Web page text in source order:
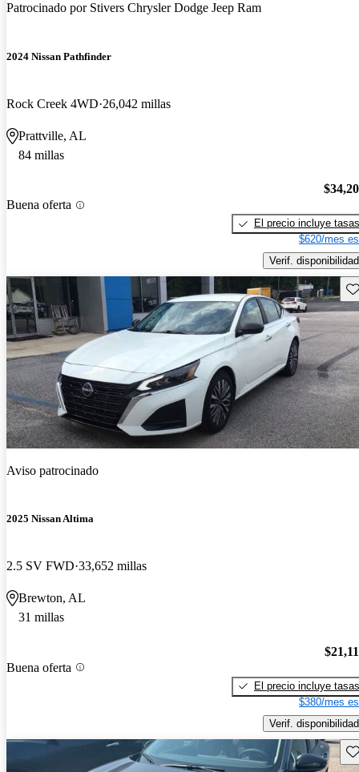
Patrocinado por Stivers Chrysler Dodge Jeep Ram
2024 Nissan Pathfinder
Rock Creek 4WD 26,042 millas
Prattville, AL
84 millas
Buena oferta
El precio incluye tasas
$620/mes
Verif. disponibilidad
Aviso patrocinado
2025 Nissan Altima
2.5 SV FWD 33,652 millas
Brewton, AL
31 millas
Buena oferta
El precio incluye tasas
$380/mes
Verif. disponibilidad